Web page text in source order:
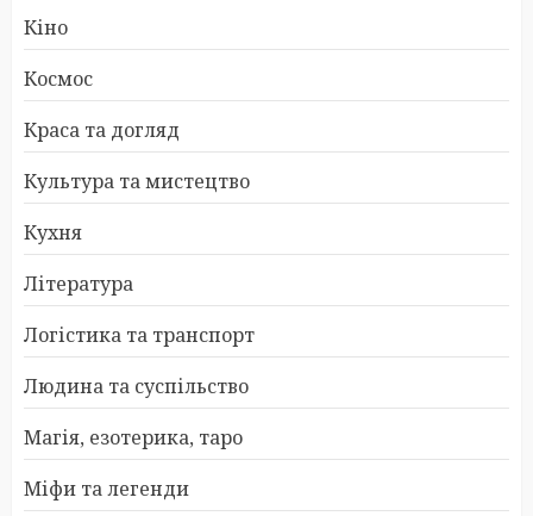
Кіно
Космос
Краса та догляд
Культура та мистецтво
Кухня
Література
Логістика та транспорт
Людина та суспільство
Магія, езотерика, таро
Міфи та легенди